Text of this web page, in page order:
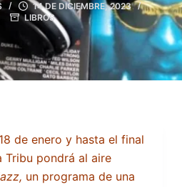
14 DE DICIEMBRE, 2023
LIBROS
de enero y hasta el final
Tribu pondrá al aire
un programa de una